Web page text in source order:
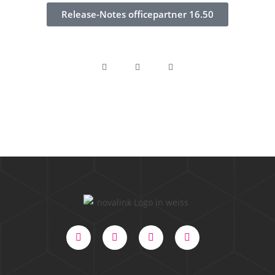
Release-Notes officepartner 16.50